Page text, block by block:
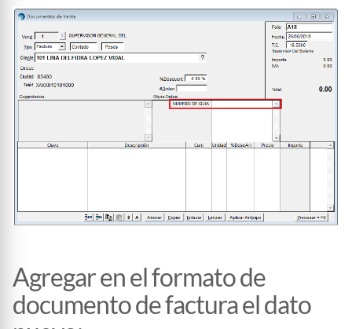
Agregar en el formato de
documento de factura el dato